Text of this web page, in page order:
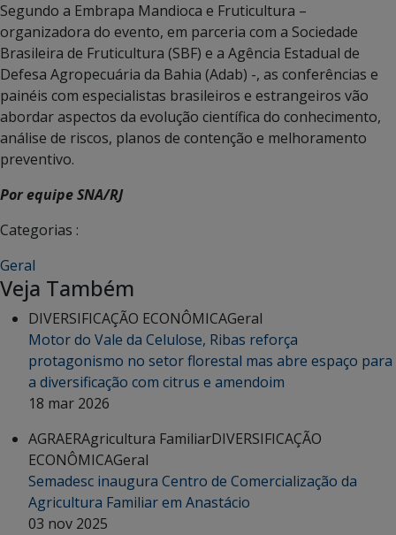
Segundo a Embrapa Mandioca e Fruticultura –
organizadora do evento, em parceria com a Sociedade
Brasileira de Fruticultura (SBF) e a Agência Estadual de
Defesa Agropecuária da Bahia (Adab) -, as conferências e
painéis com especialistas brasileiros e estrangeiros vão
abordar aspectos da evolução científica do conhecimento,
análise de riscos, planos de contenção e melhoramento
preventivo.
Por equipe SNA/RJ
Categorias :
Geral
Veja Também
DIVERSIFICAÇÃO ECONÔMICAGeral
Motor do Vale da Celulose, Ribas reforça
protagonismo no setor florestal mas abre espaço para
a diversificação com citrus e amendoim
18 mar 2026
AGRAERAgricultura FamiliarDIVERSIFICAÇÃO
ECONÔMICAGeral
Semadesc inaugura Centro de Comercialização da
Agricultura Familiar em Anastácio
03 nov 2025